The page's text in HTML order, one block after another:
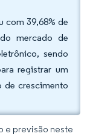
com 39,68% de
mercado de
sendo
registrar um
de crescimento
e previsão neste